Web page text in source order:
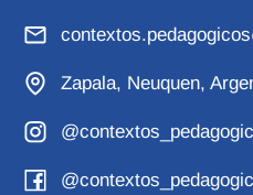
Zapala, Neuquen,